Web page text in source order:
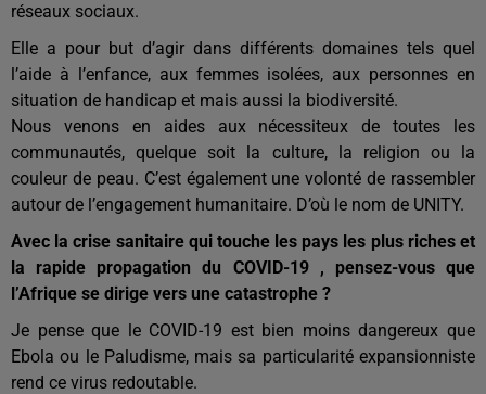
réseaux sociaux.
Elle a pour but d’agir dans différents domaines tels quel
l’aide à l’enfance, aux femmes isolées, aux personnes en
situation de handicap et mais aussi la biodiversité.
Nous venons en aides aux nécessiteux de toutes les
communautés, quelque soit la culture, la religion ou la
couleur de peau. C’est également une volonté de rassembler
autour de l’engagement humanitaire. D’où le nom de UNITY.
Avec la crise sanitaire qui touche les pays les plus riches et
la rapide propagation du COVID-19 , pensez-vous que
l’Afrique se dirige vers une catastrophe ?
Je pense que le COVID-19 est bien moins dangereux que
Ebola ou le Paludisme, mais sa particularité expansionniste
rend ce virus redoutable.